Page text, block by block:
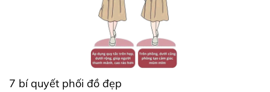
7 bí quyết phối đồ đẹp